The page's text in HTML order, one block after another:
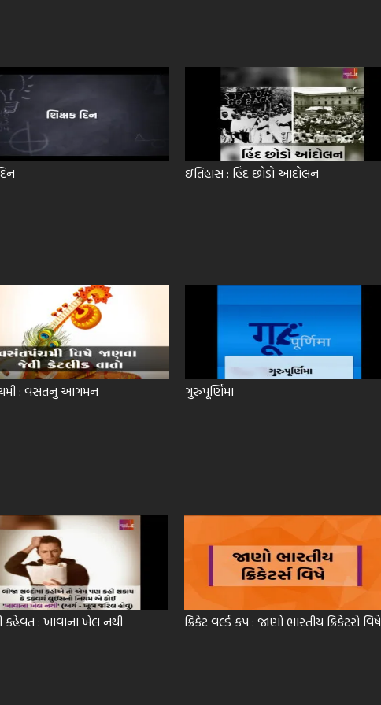
ઇતિહાસ : હિંદ છોડો આંદોલન
: વસંતનું આગમન ગુરુપૂર્ણિમા
કહેવત : ખાવાના ખેલ નથી ક્રિકેટ વર્લ્ડ કપ : જાણો ભારતીય ક્રિકેટરો વિષે